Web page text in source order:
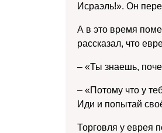
Исраэль!». Он
А в это время
рассказал, что
– «Ты знаешь,
– «Потому что у
Иди и попытай
Торговля у еврея